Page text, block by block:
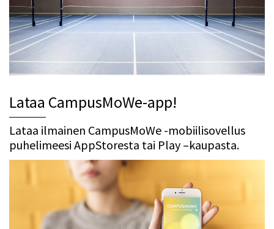
Lataa CampusMoWe-app!
Lataa ilmainen CampusMoWe -mobiilisovellus
puhelimeesi AppStoresta tai Play –kaupasta.